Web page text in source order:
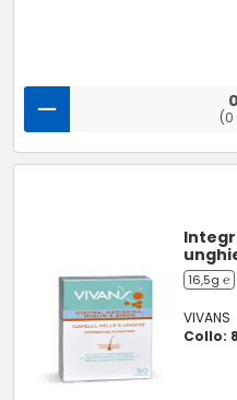
(0
16,5g ℮
VIVANS
Collo: